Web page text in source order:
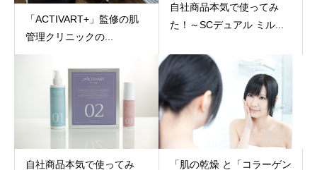
「ACTIVART+」監修の肌
管理クリニックの...
自社商品本気で使ってみ
た！～SCデュアル ミル...
自社商品本気で使ってみ
「肌の乾燥 と「コラーゲン